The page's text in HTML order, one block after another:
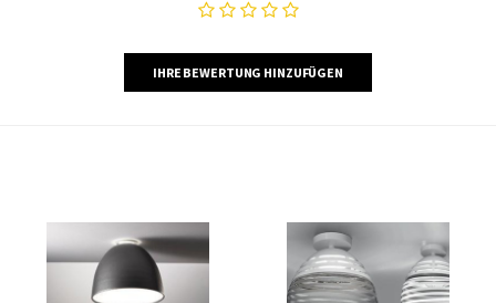
IHRE BEWERTUNG HINZUFÜGEN